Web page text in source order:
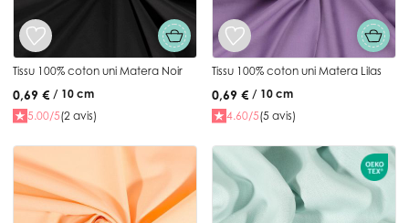
Tissu 100% coton uni Matera Noir
0,69 € / 10 cm
5.00/5(2 avis)
Tissu 100% coton uni Matera Lilas
0,69 € / 10 cm
4.60/5(5 avis)